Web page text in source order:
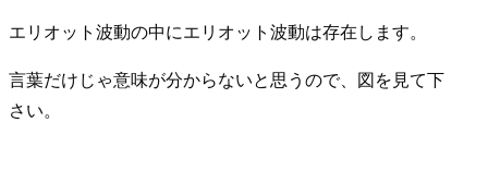
エリオット波動の中にエリオット波動は存在します。
言葉だけじゃ意味が分からないと思うので、図を見て下
さい。